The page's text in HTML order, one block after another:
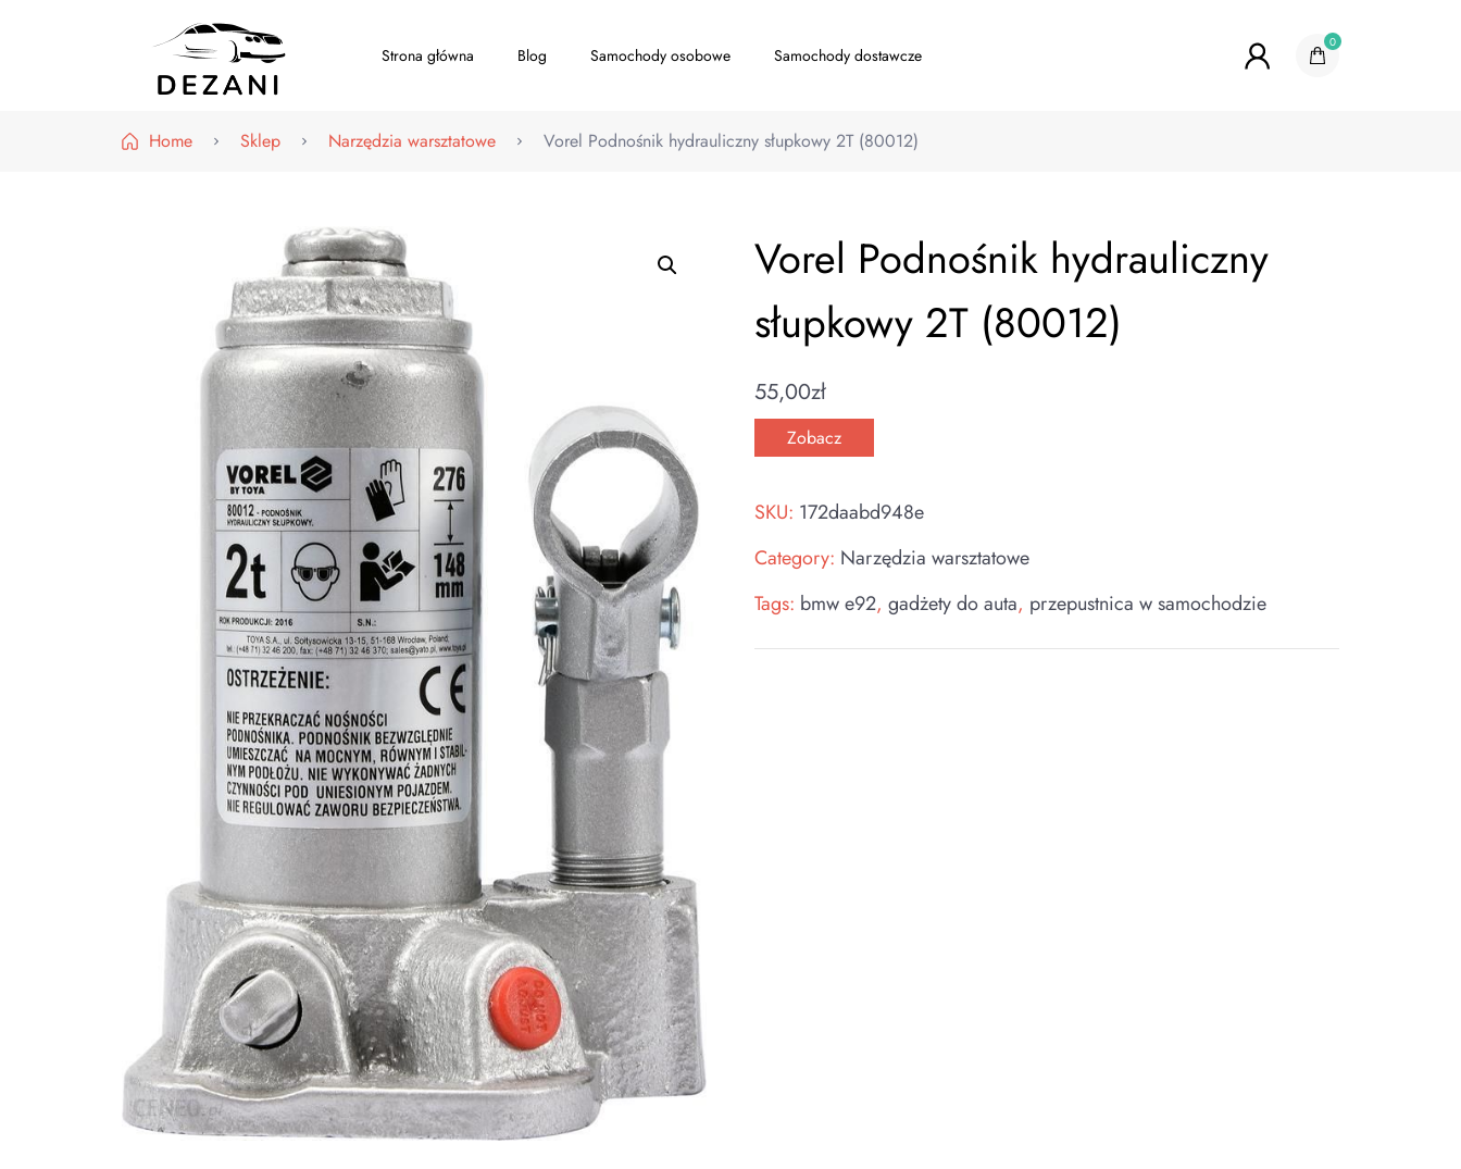
Strona główna Blog Samochody osobowe Samochody dostawcze
0
Home Sklep Narzędzia warsztatowe Vorel Podnośnik hydrauliczny słupkowy 2T (80012)
Vorel Podnośnik hydrauliczny
słupkowy 2T (80012)
55,00zł
Zobacz
SKU: 172daabd948e
Category: Narzędzia warsztatowe
Tags: bmw e92,gadżety do auta, przepustnica w samochodzie